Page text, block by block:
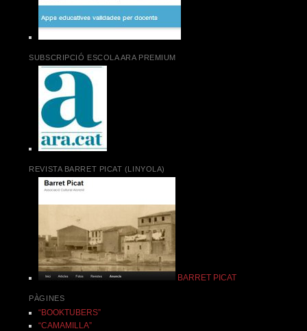
SUBSCRIPCIÓ ESCOLA ARA PREMIUM
REVISTA BARRET PICAT (LINYOLA)
BARRET PICAT
PÀGINES
“BOOKTUBERS”
“CAMAMILLA”